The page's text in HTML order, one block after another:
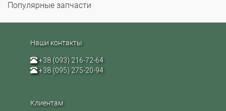
Популярные запчасти
Наши контакты
+38 (093) 216-72-64
+38 (095) 275-20-94
Клиентам